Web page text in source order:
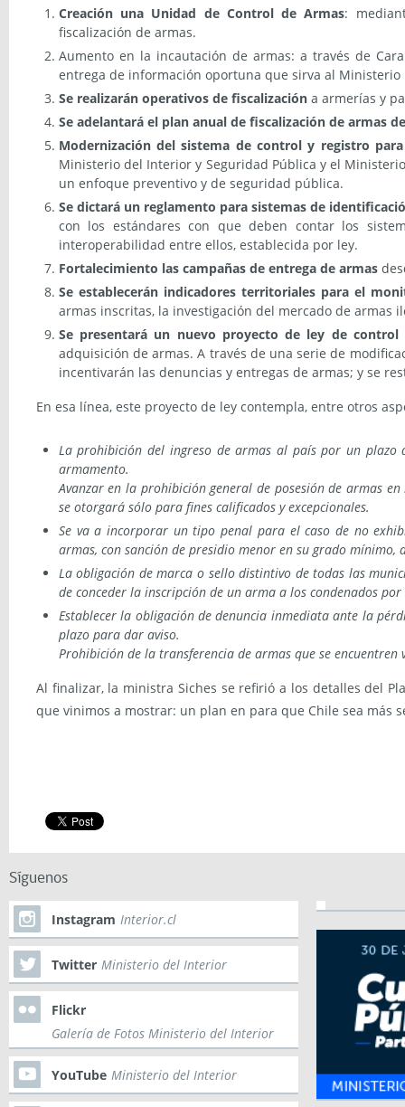
Creación una Unidad de Control de Armas:
fiscalización de armas.
Aumento en la incautación de armas: a través de
entrega de información oportuna que sirva al
Se realizarán operativos de fiscalizacióna armerías y
Se adelantará el plan anual de fiscalización de armas
Modernización del sistema de control y registro
Ministerio del Interior y Seguridad Pública y el
un enfoque preventivo y de seguridad pública.
Se dictará un reglamento para sistemas de
con los estándares con que deben contar los
interoperabilidad entre ellos, establecida por ley.
Fortalecimiento las campañas de entrega de armas
Se establecerán indicadores territoriales para el
armas inscritas, la investigación del mercado de armas
Se presentará un nuevo proyecto de ley de
adquisición de armas. A través de una serie de
incentivarán las denuncias y entregas de armas; y se
En esa línea, este proyecto de ley contempla, entre otros
La prohibición del ingreso de armas al país por un
armamento.
Avanzar en la prohibición general de posesión de armas
se otorgará sólo para fines calificados y excepcionales.
Se va a incorporar un tipo penal para el caso de no
armas, con sanción de presidio menor en su grado mínimo,
La obligación de marca o sello distintivo de todas las
de conceder la inscripción de un arma a los condenados
Establecer la obligación de denuncia inmediata ante la
plazo para dar aviso.
Prohibición de la transferencia de armas que se encuentren
Al finalizar, la ministra Siches se refirió a los detalles del
que vinimos a mostrar: un plan en para que Chile sea más
Síguenos
Instagram Interior.cl
Twitter Ministerio del Interior
Flickr
Galería de Fotos Ministerio del Interior
YouTube Ministerio del Interior